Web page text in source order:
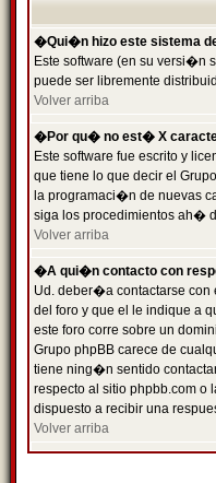
�Qui�n hizo este sistema
Este software (en su versi�n
puede ser libremente
Volver arriba
�Por qu� no est� X
Este software fue escrito y
que tiene lo que decir el
la programaci�n de nuevas
siga los procedimientos ah�
Volver arriba
�A qui�n contacto con
Ud. deber�a contactarse con
del foro y que el le indique a
este foro corre sobre un
Grupo phpBB carece de
tiene ning�n sentido
respecto al sitio phpbb.com o
dispuesto a recibir una
Volver arriba